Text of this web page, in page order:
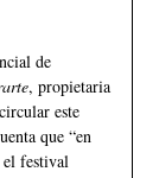
de
, propietaria
este
que “en
el festival